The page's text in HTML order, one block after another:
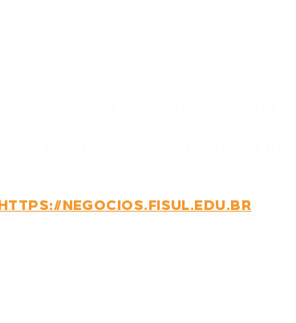
HTTPS://NEGOCIOS.FISUL.EDU.BR